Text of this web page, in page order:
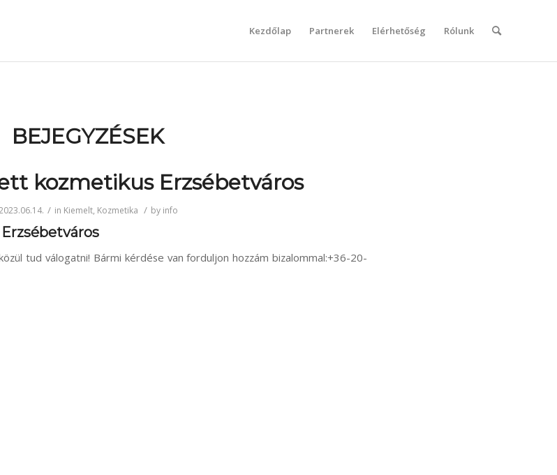
Kezdőlap Partnerek Elérhetőség Rólunk
BEJEGYZÉSEK
kozmetikus Erzsébetváros
/ in Kiemelt, Kozmetika / by info
tud válogatni! Bármi kérdése van forduljon hozzám bizalommal:+36-20-